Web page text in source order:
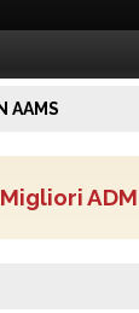
AAMS
Migliori ADM